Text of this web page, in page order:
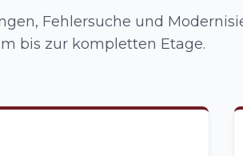
Fehlersuche und
bis zur kompletten Etage.